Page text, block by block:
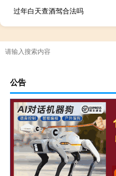
过年白天查酒驾合法吗
公告